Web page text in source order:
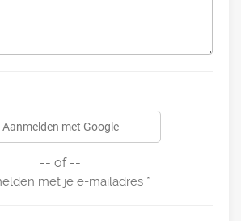
Aanmelden met Google
-- of --
met je e-mailadres